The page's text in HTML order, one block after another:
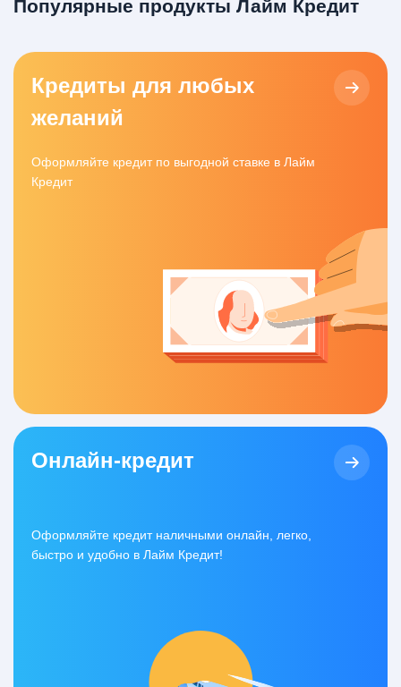
Популярные продукты Лайм Кредит
Кредиты для любых
желаний
Оформляйте кредит по выгодной ставке в Лайм
Кредит
Онлайн-кредит
Оформляйте кредит наличными онлайн, легко,
быстро и удобно в Лайм Кредит!